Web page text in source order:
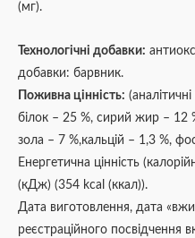
(мг).
Технологічні добавки:
добавки: барвник.
Поживна цінність:
білок – 25 %, сирий жир – 12
зола – 7 %,кальцій – 1,3 %,
Енергетична цінність
(кДж) (354 kcal (ккал)).
Дата виготовлення, дата
реєстраційного посвідчення